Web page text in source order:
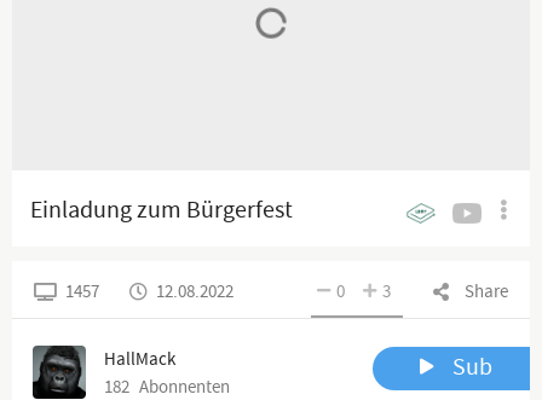
Einladung zum Bürgerfest
Share
0 3
1457 12.08.2022
HallMack
182 Abonnenten
Sub